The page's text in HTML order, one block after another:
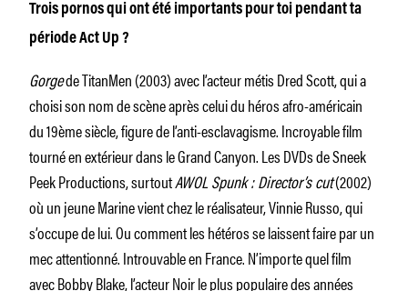
Trois pornos qui ont été importants pour toi pendant ta
période Act Up ?
Gorgede TitanMen (2003) avec l’acteur métis Dred Scott, qui a
choisi son nom de scène après celui du héros afro-américain
du 19ème siècle, figure de l’anti-esclavagisme. Incroyable film
tourné en extérieur dans le Grand Canyon. Les DVDs de Sneek
Peek Productions, surtoutAWOL Spunk : Director’s cut(2002)
où un jeune Marine vient chez le réalisateur, Vinnie Russo, qui
s’occupe de lui. Ou comment les hétéros se laissent faire par un
mec attentionné. Introuvable en France. N’importe quel film
avec Bobby Blake, l’acteur Noir le plus populaire des années